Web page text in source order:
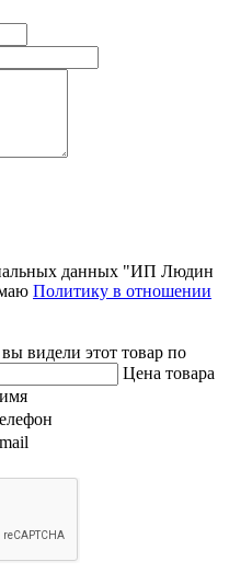
данных "ИП Людин
Политику в отношении
видели этот товар по
Цена товара